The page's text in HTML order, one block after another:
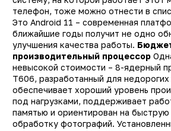
телефон, тоже можно отнести в
Это Android 11 – современная
ближайшие годы получит не одно
улучшения качества работы.
производительный процессор
невысокой стоимости – 8-ядерный
T606, разработанный для
обеспечивает хороший уровень
под нагрузками, поддерживает
памятью и ориентирован на
обработку фотографий.
данные
цвета
память